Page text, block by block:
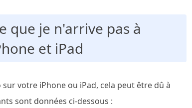
que je n'arrive pas à
et iPad
votre iPhone ou iPad, cela peut être dû à
sont données ci-dessous :